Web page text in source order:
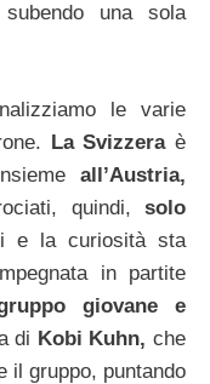
subendo una sola
le varie
La Svizzeraè
all’Austria,
quindi,solo
e la curiosità sta
in partite
giovane e
di Kobi Kuhn, che
il gruppo, puntando